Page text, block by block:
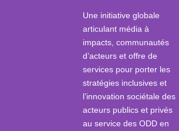
Une initiative globale
articulant média à
impacts, communautés
d’acteurs et offre de
services pour porter les
stratégies inclusives et
l’innovation sociétale des
acteurs publics et privés
au service des ODD en